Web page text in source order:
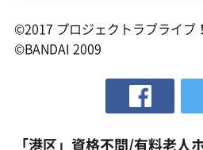
©2017 プロジェクトラブライブ
©BANDAI 2009
「港区」資格不問/有料老人